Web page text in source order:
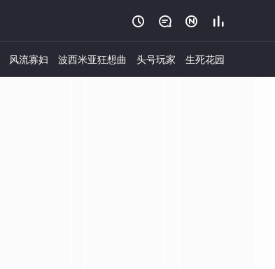
   
风流寡妇 波西米亚狂想曲 头号玩家 生死花园